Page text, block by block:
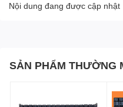
Nội dung đang được cập nhật
SẢN PHẨM THƯỜNG